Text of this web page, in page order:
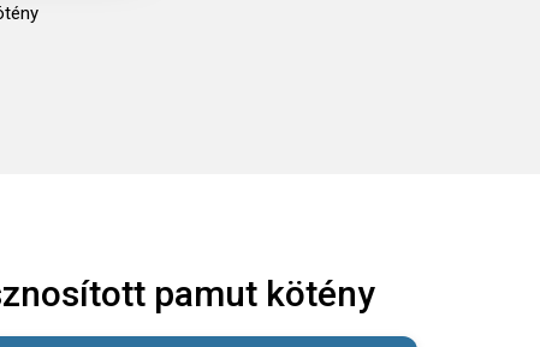
pamut kötény